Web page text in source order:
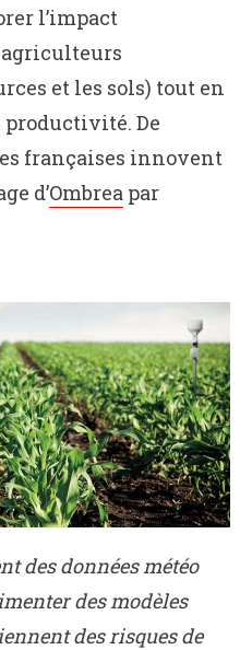
l’impact
et les sols) tout en
De
françaises innovent
d’Ombrea par
des données météo
des modèles
des risques de